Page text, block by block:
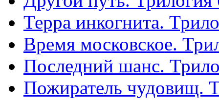
Терра инкогнита.
Время московское.
Последний шанс.
Пожиратель чудовищ.